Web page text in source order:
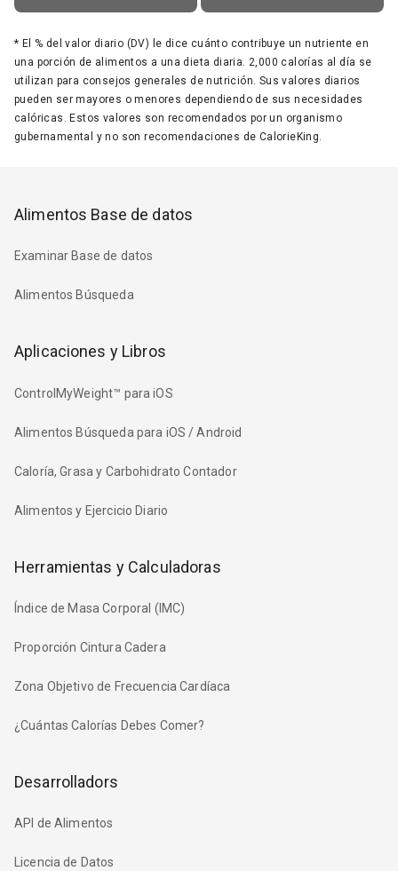
* El % del valor diario (DV) le dice cuánto contribuye un nutriente en
una porción de alimentos a una dieta diaria. 2,000 calorías al día se
utilizan para consejos generales de nutrición. Sus valores diarios
pueden ser mayores o menores dependiendo de sus necesidades
calóricas. Estos valores son recomendados por un organismo
gubernamental y no son recomendaciones de CalorieKing.
Alimentos Base de datos
Examinar Base de datos
Alimentos Búsqueda
Aplicaciones y Libros
ControlMyWeight™ para iOS
Alimentos Búsqueda para iOS / Android
Caloría, Grasa y Carbohidrato Contador
Alimentos y Ejercicio Diario
Herramientas y Calculadoras
Índice de Masa Corporal (IMC)
Proporción Cintura Cadera
Zona Objetivo de Frecuencia Cardíaca
¿Cuántas Calorías Debes Comer?
Desarrolladors
API de Alimentos
Licencia de Datos